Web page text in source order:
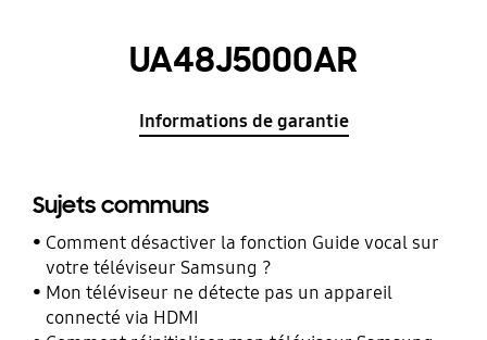
UA48J5000AR
Informations de garantie
Sujets communs
Comment désactiver la fonction Guide vocal sur
votre téléviseur Samsung ?
Mon téléviseur ne détecte pas un appareil
connecté via HDMI